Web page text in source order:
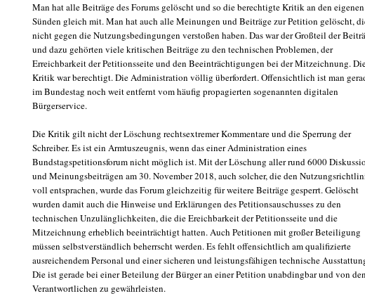
Man hat alle Beiträge des Forums gelöscht und so die berechtigte Kritik an den eigenen
Sünden gleich mit. Man hat auch alle Meinungen und Beiträge zur Petition gelöscht,
nicht gegen die Nutzungsbedingungen verstoßen haben. Das war der Großteil der
und dazu gehörten viele kritischen Beiträge zu den technischen Problemen, der
Erreichbarkeit der Petitionsseite und den Beeinträchtigungen bei der Mitzeichnung.
Kritik war berechtigt. Die Administration völlig überfordert. Offensichtlich ist man
im Bundestag noch weit entfernt vom häufig propagierten sogenannten digitalen
Bürgerservice.
Die Kritik gilt nicht der Löschung rechtsextremer Kommentare und die Sperrung der
Schreiber. Es ist ein Armtuszeugnis, wenn das einer Administration eines
Bundstagspetitionsforum nicht möglich ist. Mit der Löschung aller rund 6000
und Meinungsbeiträgen am 30. November 2018, auch solcher, die den
voll entsprachen, wurde das Forum gleichzeitig für weitere Beiträge gesperrt. Gelöscht
wurden damit auch die Hinweise und Erklärungen des Petitionsauschusses zu den
technischen Unzulänglichkeiten, die die Ereichbarkeit der Petitionsseite und die
Mitzeichnung erheblich beeinträchtigt hatten. Auch Petitionen mit großer Beteiligung
müssen selbstverständlich beherrscht werden. Es fehlt offensichtlich am qualifizierte
ausreichendem Personal und einer sicheren und leistungsfähigen technische
Die ist gerade bei einer Beteilung der Bürger an einer Petition unabdingbar und von den
Verantwortlichen zu gewährleisten.